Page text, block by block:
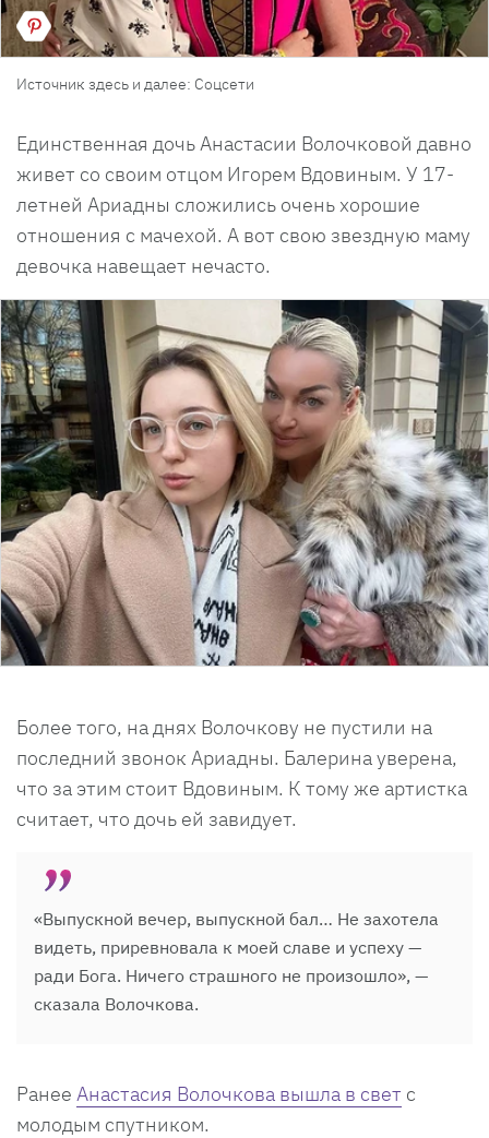
Источник здесь и далее: Соцсети
Единственная дочь Анастасии Волочковой давно
живет со своим отцом Игорем Вдовиным. У 17-
летней Ариадны сложились очень хорошие
отношения с мачехой. А вот свою звездную маму
девочка навещает нечасто.
Более того, на днях Волочкову не пустили на
последний звонок Ариадны. Балерина уверена,
что за этим стоит Вдовиным. К тому же артистка
считает, что дочь ей завидует.
«Выпускной вечер, выпускной бал… Не захотела
видеть, приревновала к моей славе и успеху —
ради Бога. Ничего страшного не произошло», —
сказала Волочкова.
Ранее Анастасия Волочкова вышла в свет с
молодым спутником.